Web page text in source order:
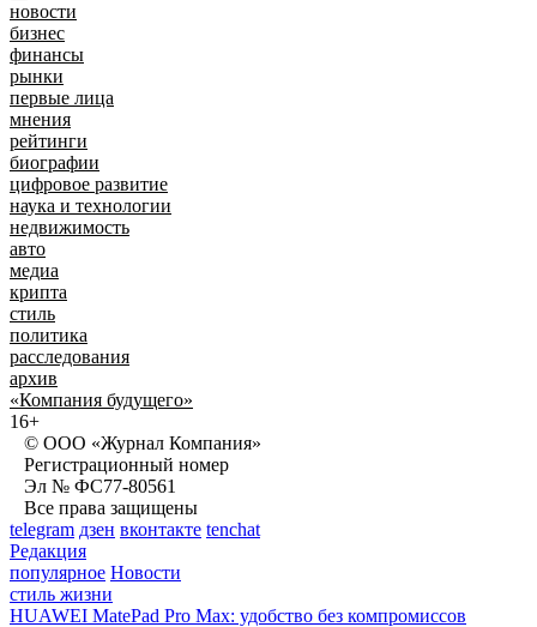
новости
бизнес
финансы
рынки
первые лица
мнения
рейтинги
биографии
цифровое развитие
наука и технологии
недвижимость
авто
медиа
крипта
стиль
политика
расследования
архив
«Компания будущего»
16+
© ООО «Журнал Компания»
Регистрационный номер
Эл № ФС77-80561
Все права защищены
telegram дзен вконтакте tenchat
Редакция
популярное Новости
стиль жизни
HUAWEI MatePad Pro Max: удобство без компромиссов